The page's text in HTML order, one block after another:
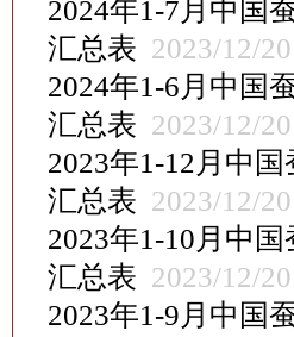
2024年1-7月中国
汇总表 2023/12/20
2024年1-6月中国
汇总表 2023/12/20
2023年1-12月中
汇总表 2023/12/20
2023年1-10月中
汇总表 2023/12/20
2023年1-9月中国